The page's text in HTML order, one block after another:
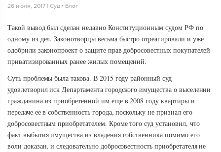
26 июля, 2017 | Суд • Блог
Такой вывод был сделан недавно Конституционным судом РФ по
одному из дел. Законотворцы весьма быстро отреагировали и уже
одобрили законопроект о защите прав добросовестных покупателей
приватизированных ранее жилых помещений.
Суть проблемы была такова. В 2015 году районный суд
удовлетворил иск Департамента городского имущества о выселении
гражданина из приобретенной им еще в 2008 году квартиры и
передаче ее в собственность города, поскольку не признал его
добросовестным приобретателем. Кроме того суд установил, что
факт выбытия имущества из владения собственника помимо его
воли доказан, и следовательно добросовестность приобретателя не